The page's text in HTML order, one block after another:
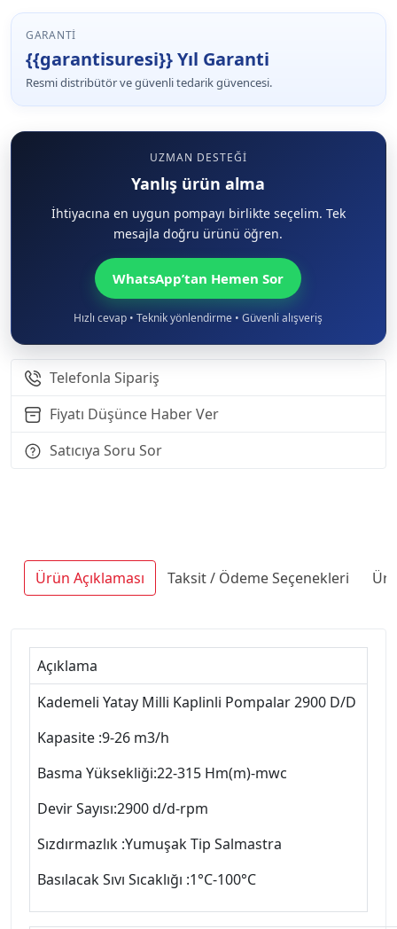
GARANTI
{{garantisuresi}} Yıl Garanti
Resmi distribütör ve güvenli tedarik güvencesi.
UZMAN DESTEĞI
Yanlış ürün alma
İhtiyacına en uygun pompayı birlikte seçelim. Tek
mesajla doğru ürünü öğren.
WhatsApp’tan Hemen Sor
Hızlı cevap • Teknik yönlendirme • Güvenli alışveriş
Telefonla Sipariş
Fiyatı Düşünce Haber Ver
Satıcıya Soru Sor
Ürün Açıklaması Taksit / Ödeme Seçenekleri
Açıklama
Kademeli Yatay Milli Kaplinli Pompalar 2900 D/D
Kapasite :9-26 m3/h
Basma Yüksekliği:22-315 Hm(m)-mwc
Devir Sayısı:2900 d/d-rpm
Sızdırmazlık :Yumuşak Tip Salmastra
Basılacak Sıvı Sıcaklığı :1°C-100°C